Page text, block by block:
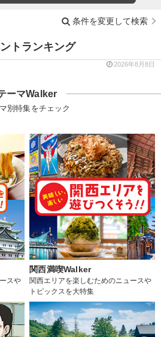
条件を変更して検索
トランキング
2026年8月8日
ーマWalker
別特集をチェック
スや
関西満喫Walker
関西エリアを楽しむためのニュースや
トピックスを大特集